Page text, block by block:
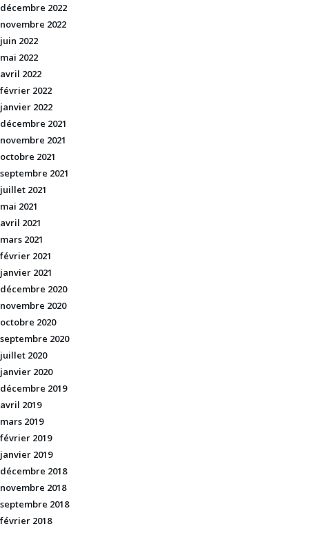
décembre 2022
novembre 2022
juin 2022
mai 2022
avril 2022
février 2022
janvier 2022
décembre 2021
novembre 2021
octobre 2021
septembre 2021
juillet 2021
mai 2021
avril 2021
mars 2021
février 2021
janvier 2021
décembre 2020
novembre 2020
octobre 2020
septembre 2020
juillet 2020
janvier 2020
décembre 2019
avril 2019
mars 2019
février 2019
janvier 2019
décembre 2018
novembre 2018
septembre 2018
février 2018